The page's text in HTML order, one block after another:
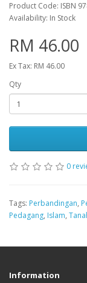
Product Code: ISBN
Availability: In Stock
RM 46.00
Ex Tax: RM 46.00
Qty
0
Tags: Perbandingan,
Pedagang, Islam,
Information